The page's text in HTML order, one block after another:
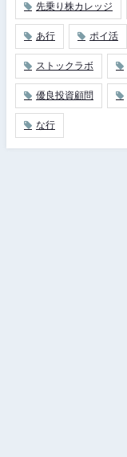
先乗り株カレッジ
あ行 ポイ活
ストックラボ
優良投資顧問
な行